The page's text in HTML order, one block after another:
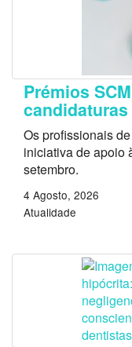
Prémios
Os profissionais
iniciativa de apoio
setembro.
4 Agosto, 2026
Atualidade